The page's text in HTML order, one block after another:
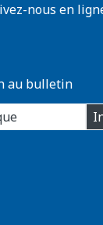
nous en
au bulletin